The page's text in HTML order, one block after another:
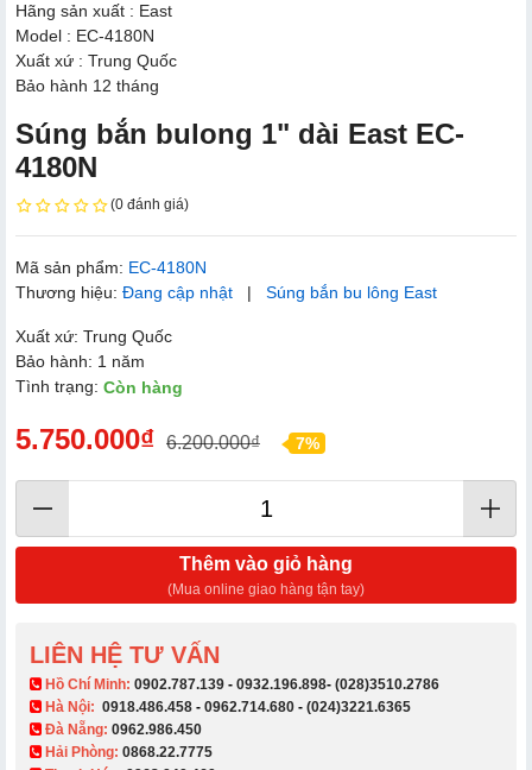
Hãng sản xuất : East
Model : EC-4180N
Xuất xứ : Trung Quốc
Bảo hành 12 tháng
Súng bắn bulong 1" dài East EC-
4180N
(0 đánh giá)
Mã sản phẩm: EC-4180N
Thương hiệu: Đang cập nhật | Súng bắn bu lông East
Xuất xứ: Trung Quốc
Bảo hành: 1 năm
Tình trạng: Còn hàng
5.750.000₫ 6.200.000₫ 7%
Thêm vào giỏ hàng
(Mua online giao hàng tận tay)
LIÊN HỆ TƯ VẤN
​ Hồ Chí Minh: 0902.787.139 - 0932.196.898- (028)3510.2786
Hà Nội: 0918.486.458 - 0962.714.680 - (024)3221.6365
Đà Nẵng: 0962.986.450
Hải Phòng: 0868.22.7775